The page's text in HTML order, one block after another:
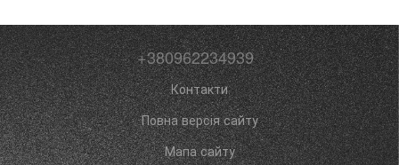
+380962234939
Контакти
Повна версія сайту
Мапа сайту